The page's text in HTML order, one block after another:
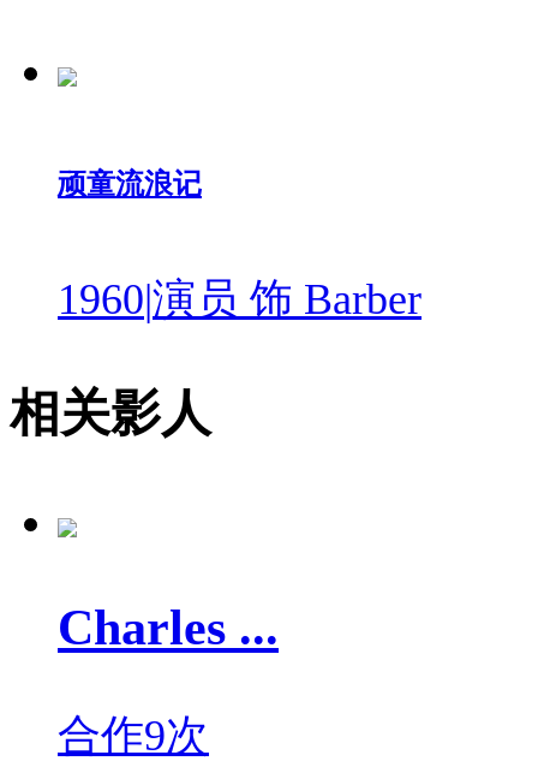
顽童流浪记
1960|演员 饰 Barber
相关影人
Charles ...
合作9次